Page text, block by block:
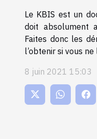
Le KBIS est un
doit absolument
Faites donc les
l’obtenir si vous ne
8 juin 2021 15:03